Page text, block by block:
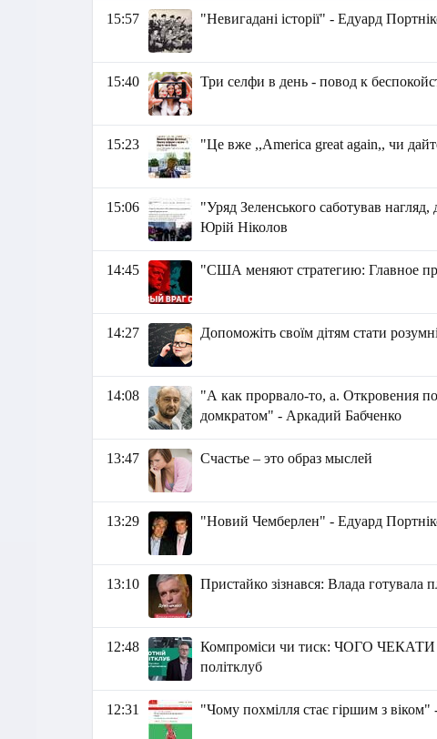
15:57 "Невигадані історії" - Едуард
15:40 Три селфи в день - повод к
15:23 "Це вже ,,America great again,, чи
15:06
"Уряд Зеленського саботував
Юрій Ніколов
14:45 "США меняют стратегию: Главное
14:27 Допоможіть своїм дітям стати
14:08
"А как прорвало-то, а. Откровения
домкратом" - Аркадий Бабченко
13:47 Счастье – это образ мыслей
13:29 "Новий Чемберлен" - Едуард
13:10 Пристайко зізнався: Влада готувала
12:48
Компроміси чи тиск: ЧОГО ЧЕКАТИ
політклуб
12:31 "Чому похмілля стає гіршим з